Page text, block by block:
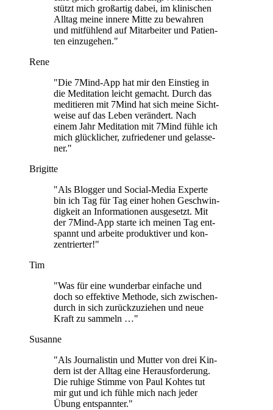
stützt mich groß­ar­tig dabei, im kli­ni­schen
Alltag meine innere Mitte zu bewah­ren
und mit­füh­lend auf Mit­ar­bei­ter und Pati­en­
ten ein­zu­ge­hen."
Rene
"Die 7Mind-App hat mir den Ein­stieg in
die Medi­ta­tion leicht gemacht. Durch das
medi­tie­ren mit 7Mind hat sich meine Sicht­
weise auf das Leben ver­än­dert. Nach
einem Jahr Medi­ta­tion mit 7Mind fühle ich
mich glück­li­cher, zufrie­de­ner und gelas­se­
ner."
Brigitte
"Als Blog­ger und Social-Media Experte
bin ich Tag für Tag einer hohen Geschwin­
dig­keit an Infor­ma­tio­nen aus­ge­setzt. Mit
der 7Mind-App starte ich meinen Tag ent­
spannt und arbeite pro­duk­ti­ver und kon­
zen­trier­ter!"
Tim
"Was für eine wun­der­bar ein­fa­che und
doch so effek­tive Methode, sich zwi­schen­
durch in sich zurück­zu­zie­hen und neue
Kraft zu sam­meln …"
Susanne
"Als Jour­na­lis­tin und Mutter von drei Kin­
dern ist der Alltag eine Her­aus­for­de­rung.
Die ruhige Stimme von Paul Kohtes tut
mir gut und ich fühle mich nach jeder
Übung ent­spann­ter."